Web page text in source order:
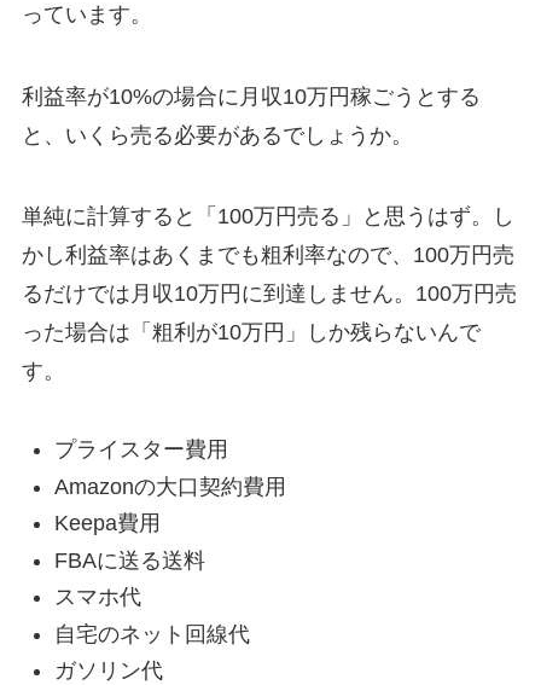
っています。
利益率が10%の場合に月収10万円稼ごうとする
と、いくら売る必要があるでしょうか。
単純に計算すると「100万円売る」と思うはず。し
かし利益率はあくまでも粗利率なので、100万円売
るだけでは月収10万円に到達しません。100万円売
った場合は「粗利が10万円」しか残らないんで
す。
プライスター費用
Amazonの大口契約費用
Keepa費用
FBAに送る送料
スマホ代
自宅のネット回線代
ガソリン代